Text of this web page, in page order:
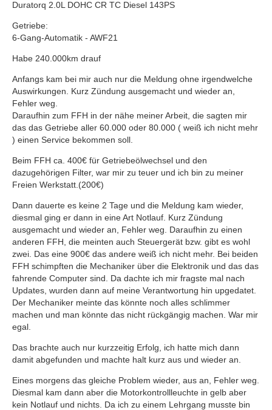
Duratorq 2.0L DOHC CR TC Diesel 143PS
Getriebe:
6-Gang-Automatik - AWF21
Habe 240.000km drauf
Anfangs kam bei mir auch nur die Meldung ohne irgendwelche
Auswirkungen. Kurz Zündung ausgemacht und wieder an,
Fehler weg.
Daraufhin zum FFH in der nähe meiner Arbeit, die sagten mir
das das Getriebe aller 60.000 oder 80.000 ( weiß ich nicht mehr
) einen Service bekommen soll.
Beim FFH ca. 400€ für Getriebeölwechsel und den
dazugehörigen Filter, war mir zu teuer und ich bin zu meiner
Freien Werkstatt.(200€)
Dann dauerte es keine 2 Tage und die Meldung kam wieder,
diesmal ging er dann in eine Art Notlauf. Kurz Zündung
ausgemacht und wieder an, Fehler weg. Daraufhin zu einen
anderen FFH, die meinten auch Steuergerät bzw. gibt es wohl
zwei. Das eine 900€ das andere weiß ich nicht mehr. Bei beiden
FFH schimpften die Mechaniker über die Elektronik und das das
fahrende Computer sind. Da dachte ich mir fragste mal nach
Updates, wurden dann auf meine Verantwortung hin upgedatet.
Der Mechaniker meinte das könnte noch alles schlimmer
machen und man könnte das nicht rückgängig machen. War mir
egal.
Das brachte auch nur kurzzeitig Erfolg, ich hatte mich dann
damit abgefunden und machte halt kurz aus und wieder an.
Eines morgens das gleiche Problem wieder, aus an, Fehler weg.
Diesmal kam dann aber die Motorkontrollleuchte in gelb aber
kein Notlauf und nichts. Da ich zu einem Lehrgang musste bin